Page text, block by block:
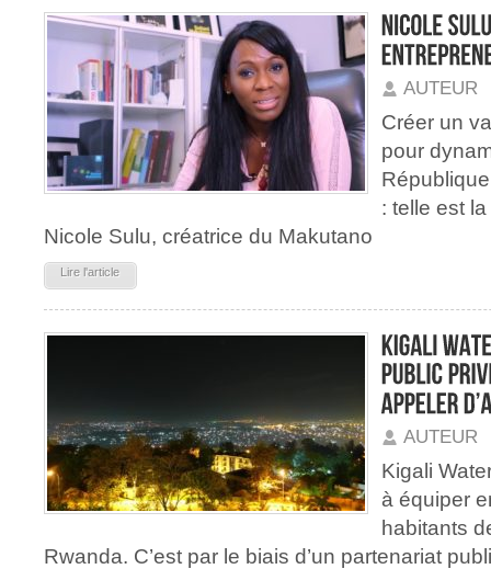
AUTEUR
Créer un
pour
: telle est
Nicole Sulu, créatrice du Makutano
Lire l'article
AUTEUR
Kigali
à équiper
habitants
Rwanda. C’est par le biais d’un partenariat